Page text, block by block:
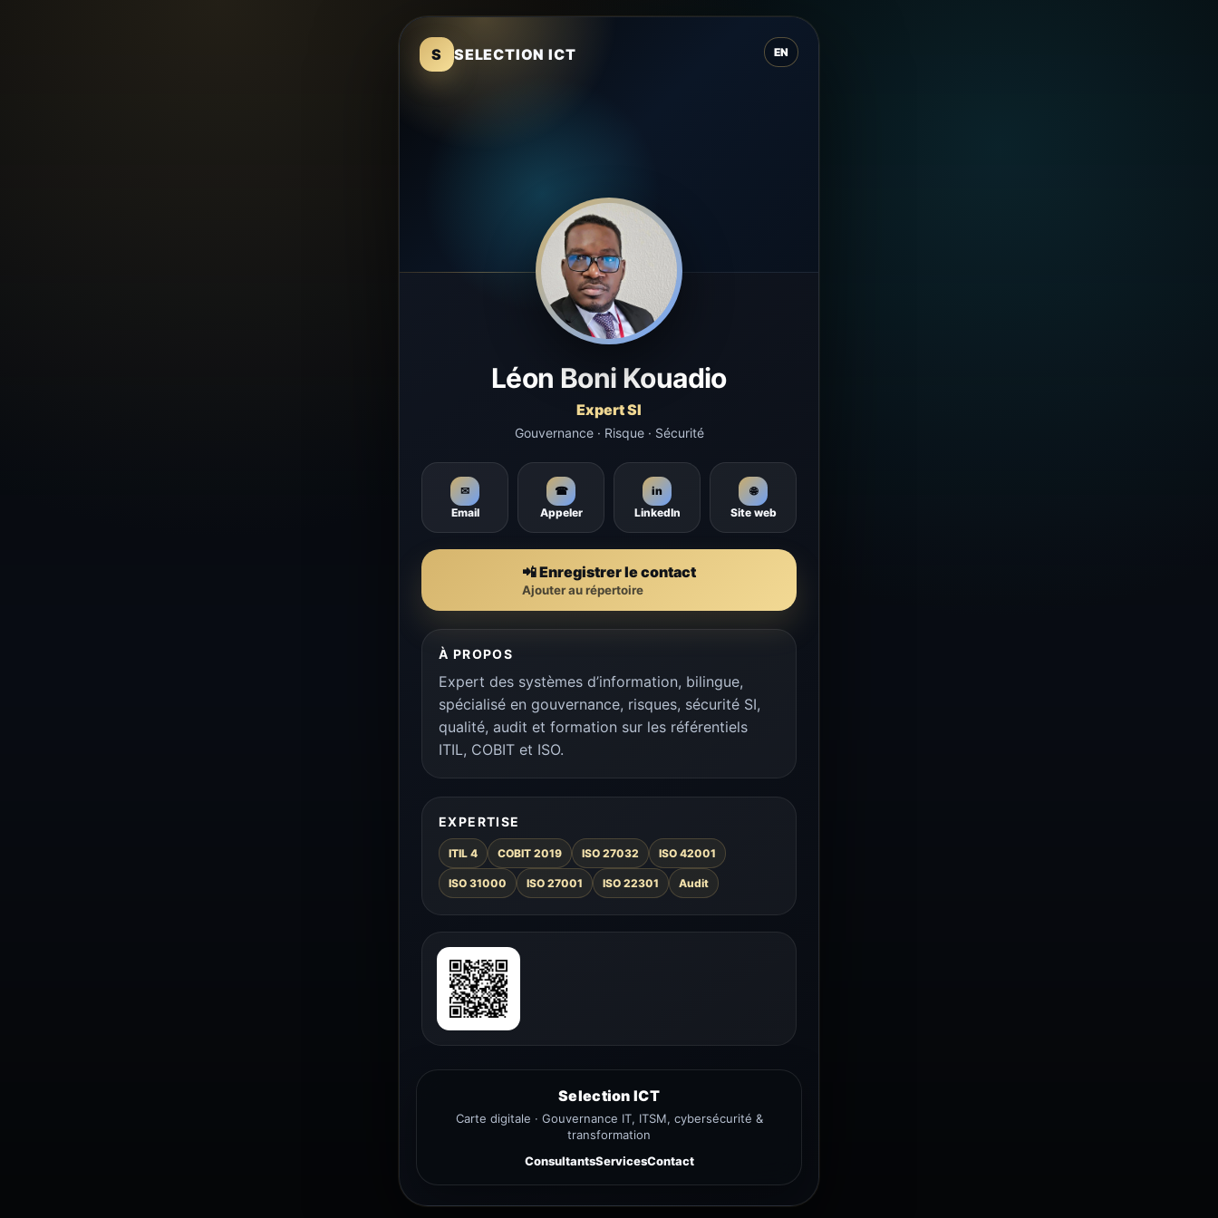
EN
S SELECTION ICT
Léon Boni Kouadio
Expert SI
Gouvernance · Risque · Sécurité
✉
Email
☎
Appeler
in
LinkedIn
🌐
Site web
📲 Enregistrer le contact
Ajouter au répertoire
À PROPOS
Expert des systèmes d’information, bilingue,
spécialisé en gouvernance, risques, sécurité SI,
qualité, audit et formation sur les référentiels
ITIL, COBIT et ISO.
EXPERTISE
ITIL 4 COBIT 2019 ISO 27032 ISO 42001
ISO 31000 ISO 27001 ISO 22301 Audit
Selection ICT
Carte digitale · Gouvernance IT, ITSM, cybersécurité &
transformation
ConsultantsServicesContact